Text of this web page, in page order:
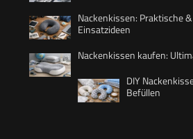
Nackenkissen: Praktische
Einsatzideen
Nackenkissen kaufen:
DIY
Befüllen